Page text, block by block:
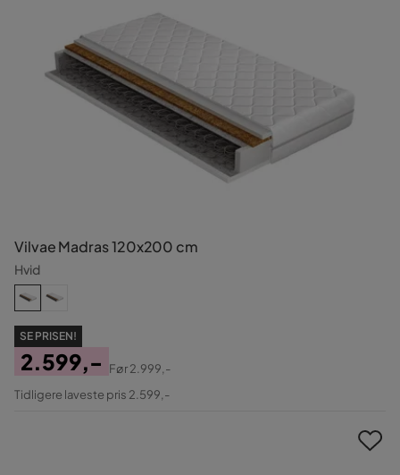
Vilvae Madras 120x200 cm
Hvid
SE PRISEN!
Pris
2.599,-
Original
Før2.999,-
Tidligere laveste pris 2.599,-